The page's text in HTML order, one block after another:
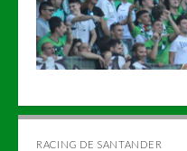
RACING DE SANTANDER